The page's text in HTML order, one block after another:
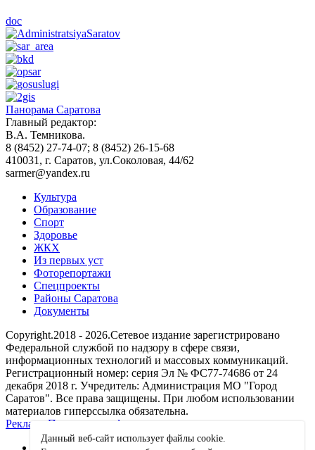
doc
Панорама Саратова
Главный редактор:
В.А. Темникова.
8 (8452) 27-74-07; 8 (8452) 26-15-68
410031, г. Саратов, ул.Соколовая, 44/62
sarmer@yandex.ru
Культура
Образование
Спорт
Здоровье
ЖКХ
Из пеpвых уст
Фоторепортажи
Спецпроекты
Районы Саратова
Документы
Copyright.2018 - 2026.Сетевое издание зарегистрировано
Федеральной службой по надзору в сфере связи,
информационных технологий и массовых коммуникаций.
Регистрационный номер: серия Эл № ФС77-74686 от 24
декабря 2018 г. Учредитель: Администрация МО "Город
Саратов". Все права защищены. При любом использовании
материалов гиперссылка обязательна.
Реклама
Политика конфиденциальности
Данный веб-сайт использует файлы сookie.